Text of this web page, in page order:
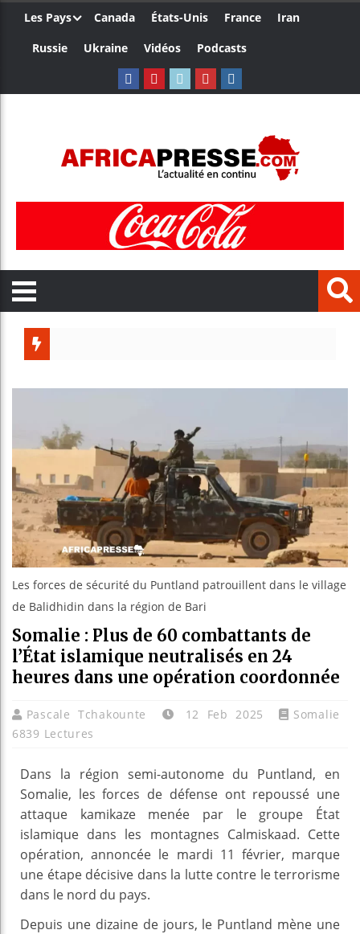
Les Pays Canada États-Unis France
Iran
Russie
Ukraine Vidéos Podcasts
Bénin :
Aliko
Les forces de sécurité du Puntland patrouillent dans le village
de Balidhidin dans la région de Bari
Somalie : Plus de 60 combattants de
l’État islamique neutralisés en 24
heures dans une opération coordonnée
Pascale Tchakounte 12 Feb 2025
Somalie
6839 Lectures
Dans la région semi-autonome du Puntland, en
Somalie, les forces de défense ont repoussé une
attaque kamikaze menée par le groupe État
islamique dans les montagnes Calmiskaad. Cette
opération, annoncée le mardi 11 février, marque
une étape décisive dans la lutte contre le terrorisme
dans le nord du pays.
Depuis une dizaine de jours, le Puntland mène une